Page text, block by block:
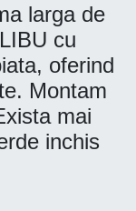
larga de
cu
oferind
Montam
mai
inchis